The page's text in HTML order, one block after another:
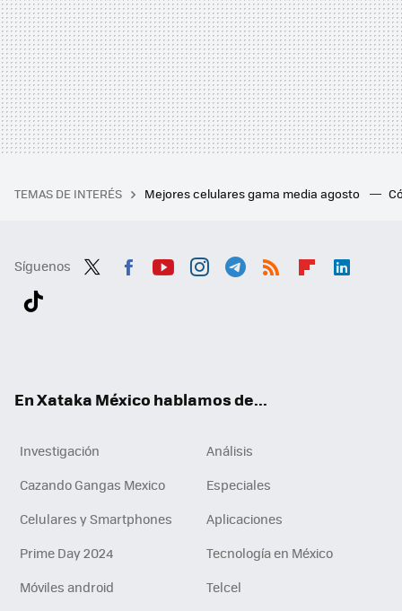
TEMAS DE INTERÉS Mejores celulares gama media agosto
Síguenos
En Xataka México hablamos de...
Investigación
Análisis
Cazando Gangas Mexico
Especiales
Celulares y Smartphones
Aplicaciones
Prime Day 2024
Tecnología en México
Móviles android
Telcel